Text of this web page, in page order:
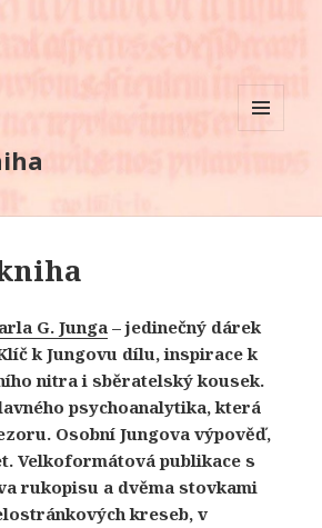
G. Junga – jedinečný dárek
k Jungovu dílu, inspirace k
nitra i sběratelský kousek.
psychoanalytika, která
Osobní Jungova výpověď,
Velkoformátová publikace s
rukopisu a dvěma stovkami
kreseb, v